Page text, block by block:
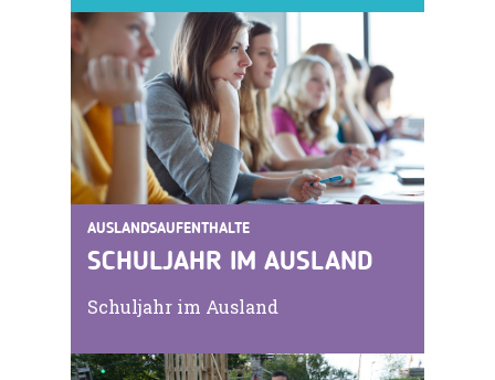
AUSLANDSAUFENTHALTE
SCHULJAHR IM AUSLAND
Schuljahr im Ausland